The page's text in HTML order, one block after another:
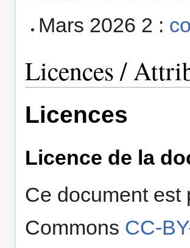
Mars 2026 2 :
Licences /
Licences
Licence de la
Ce document est
Commons CC-